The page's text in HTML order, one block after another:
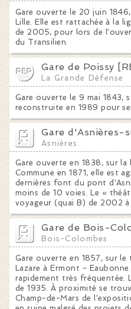
Gare ouverte le 20 juin
Lille. Elle est rattachée à la
de 2005, pour lors de
du Transilien.
Gare de Poissy
La Grande Défense
Gare ouverte le 9 mai 1843,
reconstruite en 1989 pour
Gare d'Asnières-
Asnières
Gare ouverte en 1838, sur
Commune en 1871, elle est
dernières font du pont
moins de 10 voies. Le «
voyageur (quai B) de 2002
Gare de Bois-
Bois-Colombes
Gare ouverte en 1857, sur
Lazare à Ermont -
rapidement très fréquentée.
de 1935. À proximité se
Champ-de-Mars de